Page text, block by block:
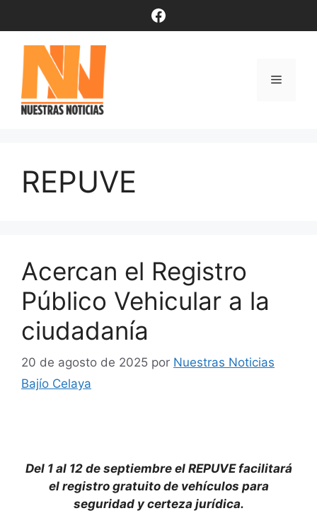
contenido
Facebook
Menú
REPUVE
Acercan el Registro
Público Vehicular a la
ciudadanía
20 de agosto de 2025 por Nuestras Noticias
Bajío Celaya
Del 1 al 12 de septiembre el REPUVE facilitará
el registro gratuito de vehículos para
seguridad y certeza jurídica.